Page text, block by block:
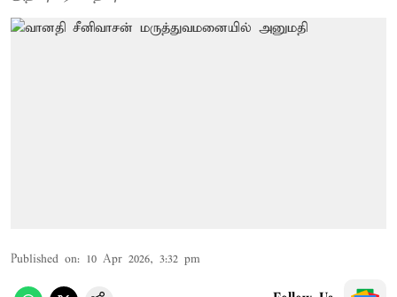
Published on: 10 Apr 2026, 3:32 pm